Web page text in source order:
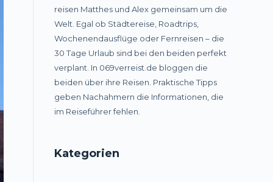
reisen Matthes und Alex gemeinsam um die
Welt. Egal ob Städtereise, Roadtrips,
Wochenendausflüge oder Fernreisen – die
30 Tage Urlaub sind bei den beiden perfekt
verplant. In 069verreist.de bloggen die
beiden über ihre Reisen. Praktische Tipps
geben Nachahmern die Informationen, die
im Reiseführer fehlen.
Kategorien